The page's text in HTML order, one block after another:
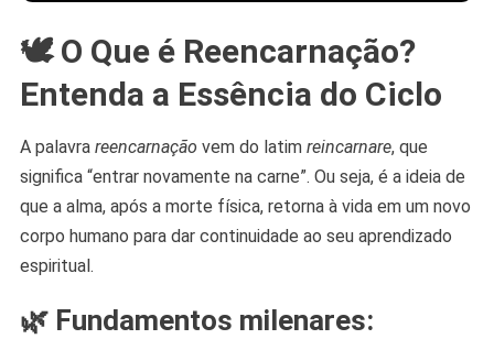
🕊️ O Que é Reencarnação?
Entenda a Essência do Ciclo
A palavra reencarnação vem do latim reincarnare, que
significa “entrar novamente na carne”. Ou seja, é a ideia de
que a alma, após a morte física, retorna à vida em um novo
corpo humano para dar continuidade ao seu aprendizado
espiritual.
🌿 Fundamentos milenares: